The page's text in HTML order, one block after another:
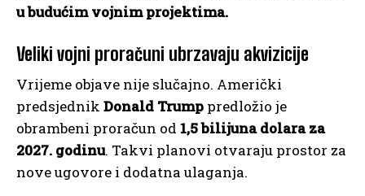
u budućim vojnim projektima.
Veliki vojni proračuni ubrzavaju akvizicije
Vrijeme objave nije slučajno. Američki
predsjednik Donald Trump predložio je
obrambeni proračun od 1,5 bilijuna dolara za
2027. godinu. Takvi planovi otvaraju prostor za
nove ugovore i dodatna ulaganja.